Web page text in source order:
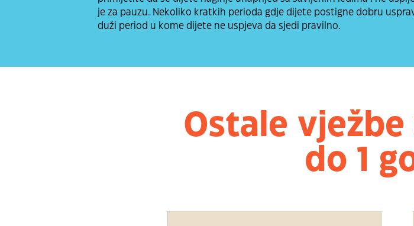
je za pauzu. Nekoliko kratkih perioda gdje dijete postigne dobru
duži period u kome dijete ne uspjeva da sjedi pravilno.
Ostale
do 1